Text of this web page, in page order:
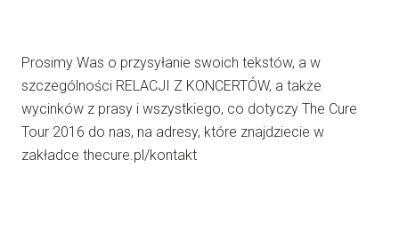
Prosimy Was o przysyłanie swoich tekstów, a w
szczególności RELACJI Z KONCERTÓW, a także
wycinków z prasy i wszystkiego, co dotyczy The Cure
Tour 2016 do nas, na adresy, które znajdziecie w
zakładce thecure.pl/kontakt